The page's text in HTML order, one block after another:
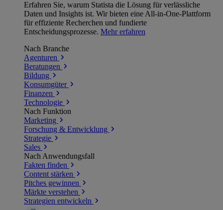
Erfahren Sie, warum Statista die Lösung für verlässliche
Daten und Insights ist. Wir bieten eine All-in-One-Plattform
für effiziente Recherchen und fundierte
Entscheidungsprozesse. Mehr erfahren
Nach Branche
Agenturen
Beratungen
Bildung
Konsumgüter
Finanzen
Technologie
Nach Funktion
Marketing
Forschung & Entwicklung
Strategie
Sales
Nach Anwendungsfall
Fakten finden
Content stärken
Pitches gewinnen
Märkte verstehen
Strategien entwickeln